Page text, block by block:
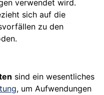
verwendet wird.
sich auf die
zu den
sind ein wesentliches
, um Aufwendungen